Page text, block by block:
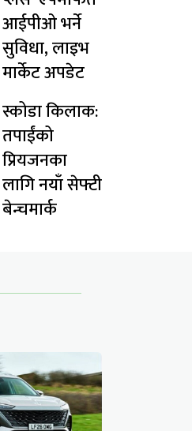
आईपीओ भर्ने
सुविधा, लाइभ
मार्केट अपडेट
स्कोडा किलाक:
तपाईंको
प्रियजनका
लागि नयाँ सेफ्टी
बेन्चमार्क